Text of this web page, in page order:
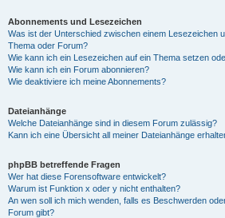
Abonnements und Lesezeichen
Was ist der Unterschied zwischen einem Lesezeichen
Thema oder Forum?
Wie kann ich ein Lesezeichen auf ein Thema setzen
Wie kann ich ein Forum abonnieren?
Wie deaktiviere ich meine Abonnements?
Dateianhänge
Welche Dateianhänge sind in diesem Forum zulässig?
Kann ich eine Übersicht all meiner Dateianhänge
phpBB betreffende Fragen
Wer hat diese Forensoftware entwickelt?
Warum ist Funktion x oder y nicht enthalten?
An wen soll ich mich wenden, falls es Beschwerden
Forum gibt?